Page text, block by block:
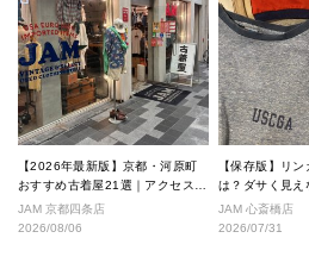
【2026年最新版】京都・河原町
おすすめ古着屋21選｜アクセス良
好な絶対行くべきショップ厳選！
JAM 京都四条店
2026/08/06
【保存版】リ
は？ダサく見え
なし完全ガイド
JAM 心斎橋店
2026/07/31